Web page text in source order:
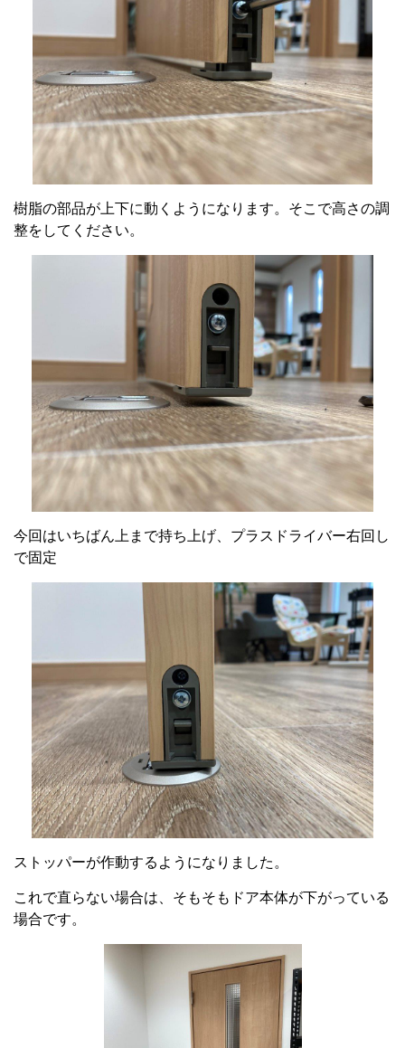
樹脂の部品が上下に動くようになります。そこで高さの調
整をしてください。
今回はいちばん上まで持ち上げ、プラスドライバー右回し
で固定
ストッパーが作動するようになりました。
これで直らない場合は、そもそもドア本体が下がっている
場合です。